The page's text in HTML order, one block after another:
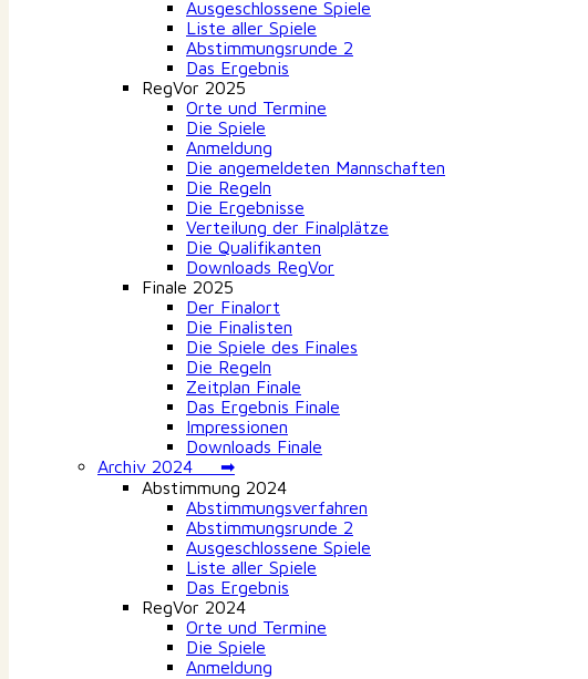
Ausgeschlossene Spiele
Liste aller Spiele
Abstimmungsrunde 2
Das Ergebnis
RegVor 2025
Orte und Termine
Die Spiele
Anmeldung
Die angemeldeten Mannschaften
Die Regeln
Die Ergebnisse
Verteilung der Finalplätze
Die Qualifikanten
Downloads RegVor
Finale 2025
Der Finalort
Die Finalisten
Die Spiele des Finales
Die Regeln
Zeitplan Finale
Das Ergebnis Finale
Impressionen
Downloads Finale
Archiv 2024 ➡
Abstimmung 2024
Abstimmungsverfahren
Abstimmungsrunde 2
Ausgeschlossene Spiele
Liste aller Spiele
Das Ergebnis
RegVor 2024
Orte und Termine
Die Spiele
Anmeldung